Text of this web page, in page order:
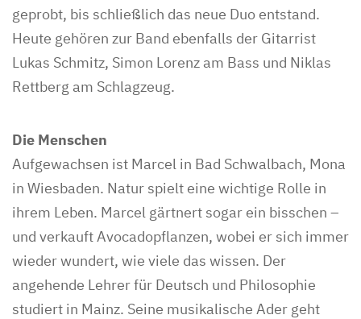
geprobt, bis schließlich das neue Duo entstand.
Heute gehören zur Band ebenfalls der Gitarrist
Lukas Schmitz, Simon Lorenz am Bass und Niklas
Rettberg am Schlagzeug.
Die Menschen
Aufgewachsen ist Marcel in Bad Schwalbach, Mona
in Wiesbaden. Natur spielt eine wichtige Rolle in
ihrem Leben. Marcel gärtnert sogar ein bisschen –
und verkauft Avocadopflanzen, wobei er sich immer
wieder wundert, wie viele das wissen. Der
angehende Lehrer für Deutsch und Philosophie
studiert in Mainz. Seine musikalische Ader geht